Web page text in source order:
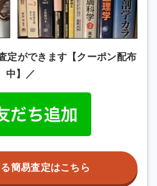
定ができます【クーポン配布
中】／
簡易査定はこちら